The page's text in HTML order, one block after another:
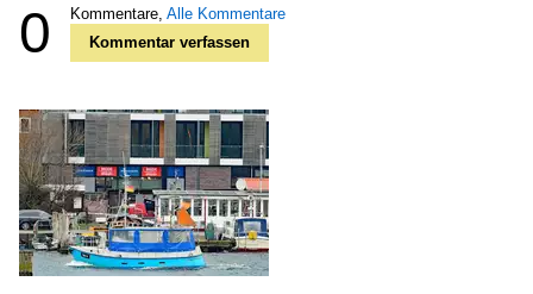
0 Kommentare, Alle Kommentare
Kommentar verfassen